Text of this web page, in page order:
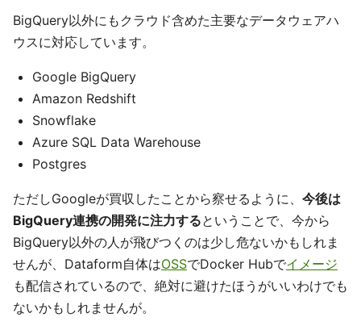
BigQuery以外にもクラウド含めた主要なデータウェアハ
ウスに対応しています。
Google BigQuery
Amazon Redshift
Snowflake
Azure SQL Data Warehouse
Postgres
ただしGoogleが買収したことから察せるように、 今後は
BigQuery連携の開発に注力するということで、今から
BigQuery以外の人が飛びつくのは少し危ないかもしれま
せんが、Dataform自体はOSSでDocker Hubでイメージ
も配信されているので、絶対に避けたほうがいいわけでも
ないかもしれませんが。